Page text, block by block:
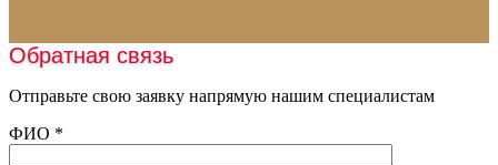
Шовная лента
Пробковая крошка
Монтаж освещения
Нанесение разметки
Заливка катков
Обслуживание катков
Обратная связь
Отправьте свою заявку напрямую нашим специалистам
ФИО *